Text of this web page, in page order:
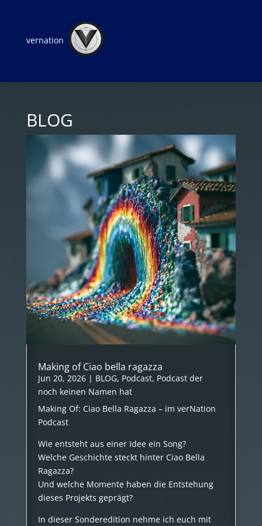
vernation
BLOG
Making of Ciao bella ragazza
Jun 20, 2026| BLOG, Podcast, Podcast der
noch keinen Namen hat
Making Of: Ciao Bella Ragazza – im verNation
Podcast
Wie entsteht aus einer Idee ein Song?
Welche Geschichte steckt hinter Ciao Bella
Ragazza?
Und welche Momente haben die Entstehung
dieses Projekts geprägt?
In dieser Sonderedition nehme ich euch mit